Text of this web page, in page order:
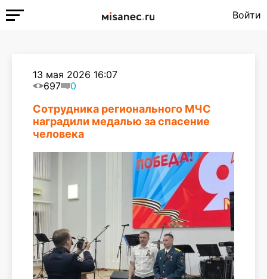
Войти
13 мая 2026 16:07
697
0
Сотрудника регионального МЧС
наградили медалью за спасение
человека